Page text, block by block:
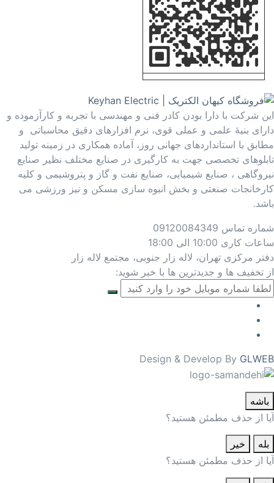
این شرکت با دارا بودن کادر فنی و مهندسی با تجربه و کارآزموده و
دارای بنیۀ علمی و عملی قوی، نرم افزارهای دقیق محاسباتی و
مطابق با استانداردهای جهانی روز، آماده همکاری در زمینه تولید
تابلوهای تخصصی جهت به کارگیری در صنایع مختلف نظیر صنایع
نیروگاهی ، صنایع شیمیایی، صنایع نفت و گاز و پتروشیمی و کلیه
کارخانجات صنعتی و بخش انبوه سازی مسکن و نیز ورزشی می
باشد.
شماره تماس 09120084349
ساعات کاری 10:00 الی 18:00
دفتر مرکزی تهران، لاله زار جنوبی، مجتمع لاله زار
از تخفیف ها و جدیدترین ها با خبر شوید:
Design & Develop By GLWEB
باشه
آیا از حذف مطمئن هستید؟
بله
خیر
آیا از حذف مطمئن هستید؟